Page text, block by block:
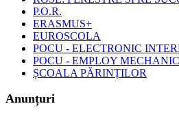
P.O.R.
ERASMUS+
EUROSCOLA
POCU - ELECTRONIC
POCU - EMPLOY
ȘCOALA PĂRINȚILOR
Anunțuri